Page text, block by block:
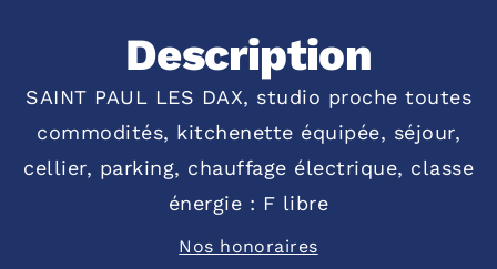
Description
SAINT PAUL LES DAX, studio proche toutes
commodités, kitchenette équipée, séjour,
cellier, parking, chauffage électrique, classe
énergie : F libre
Nos honoraires